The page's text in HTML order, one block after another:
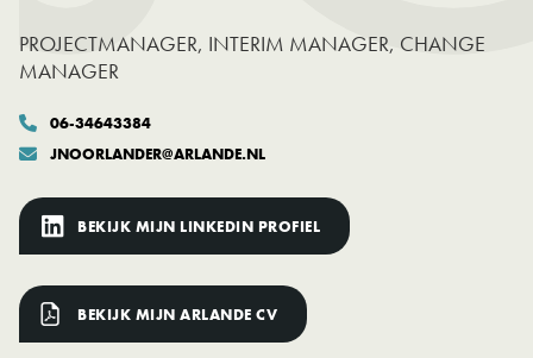
PROJECTMANAGER, INTERIM MANAGER, CHANGE
MANAGER
 06-34643384
 JNOORLANDER@ARLANDE.NL
BEKIJK MIJN LINKEDIN PROFIEL
BEKIJK MIJN ARLANDE CV